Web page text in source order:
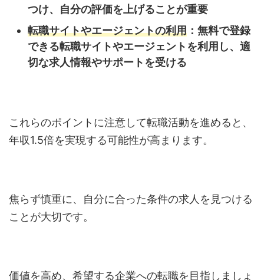
つけ、自分の評価を上げることが重要
転職サイトやエージェントの利用 ：無料で登録
できる転職サイトやエージェントを利用し、適
切な求人情報やサポートを受ける
これらのポイントに注意して転職活動を進めると、
年収1.5倍を実現する可能性が高まります。
焦らず慎重に、自分に合った条件の求人を見つける
ことが大切です。
価値を高め、希望する企業への転職を目指しましょ